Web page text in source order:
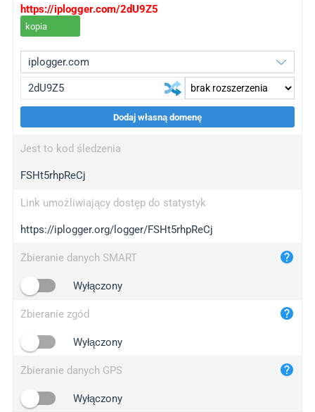
https://iplogger.com/2dU9Z5
kopia
wl.gl
ed.tc
iplogger.com
maper.info
2no.co
yip.su
iplogger.info
Dodaj własną domenę
Jest to kod śledzenia
FSHt5rhpReCj
Link umożliwiający dostęp do statystyk
https://iplogger.org/logger/FSHt5rhpReCj
Zbieranie danych SMART
Wyłączony
Zbieranie zgód
Wyłączony
Zbieranie danych GPS
Wyłączony